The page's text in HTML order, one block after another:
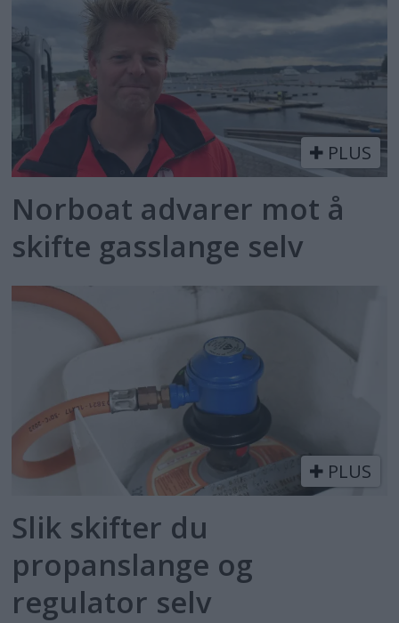
PLUS
Norboat advarer mot å
skifte gasslange selv
PLUS
Slik skifter du
propanslange og
regulator selv